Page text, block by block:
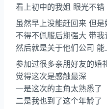
看上初中的我姐 眼光不错
虽然早上没能赶回来 但
不得不佩服后期强大 带
然后就是关于他们公司
参加过很多亲朋好友的婚
觉得这次是感触最深
一是这次的主角太熟悉了
二是我也到了这个年龄了